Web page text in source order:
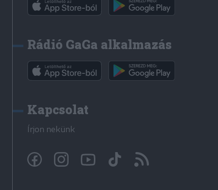
Rádió GaGa alkalmazás
Kapcsolat
Írjon nekünk